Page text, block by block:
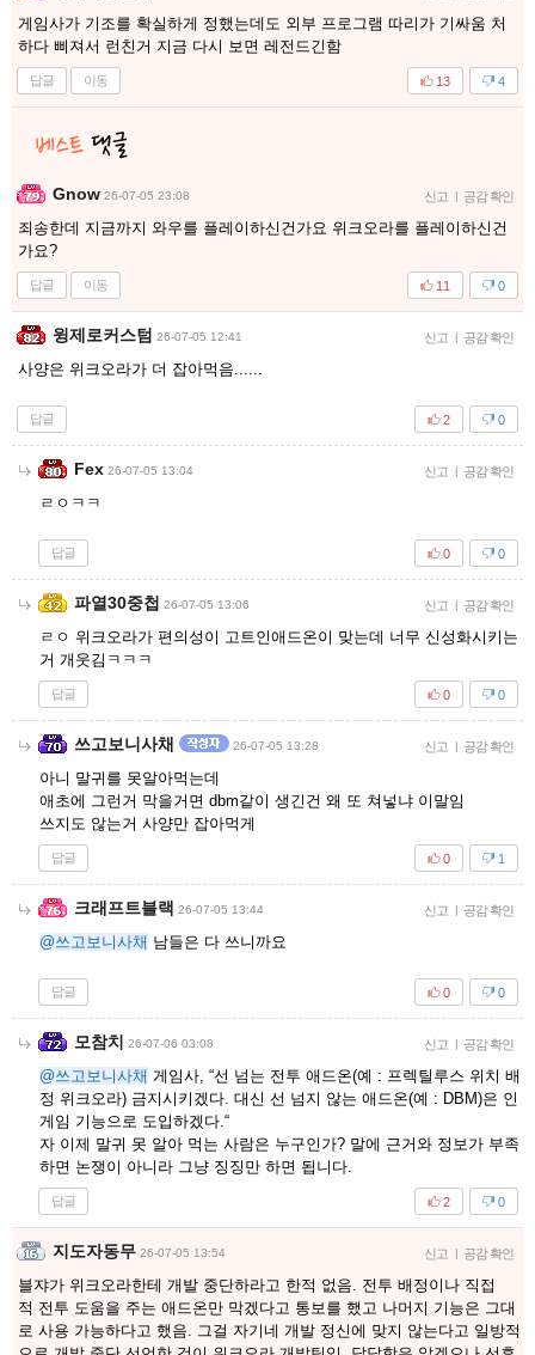
게임사가 기조를 확실하게 정했는데도 외부 프로그램 따리가 기싸움 처
하다 삐져서 런친거 지금 다시 보면 레전드긴함
답글 이동 4
13
Gnow 26-07-05 23:08 신고 | 공감 확인
죄송한데 지금까지 와우를 플레이하신건가요 위크오라를 플레이하신건
가요?
답글 이동 0
11
윙제로커스텀 26-07-05 12:41 신고 | 공감 확인
사양은 위크오라가 더 잡아먹음......
답글 0
2
Fex 26-07-05 13:04 신고 | 공감 확인
ㄹㅇㅋㅋ
답글 0
0
파열30중첩 26-07-05 13:06 신고 | 공감 확인
ㄹㅇ 위크오라가 편의성이 고트인애드온이 맞는데 너무 신성화시키는
거 개웃김ㅋㅋㅋ
답글 0
0
쓰고보니사채 26-07-05 13:28 신고 | 공감 확인
아니 말귀를 못알아먹는데
애초에 그런거 막을거면 dbm같이 생긴건 왜 또 쳐넣냐 이말임
쓰지도 않는거 사양만 잡아먹게
답글 1
0
크래프트블랙 26-07-05 13:44 신고 | 공감 확인
@쓰고보니사채 남들은 다 쓰니까요
답글 0
0
모참치 26-07-06 03:08 신고 | 공감 확인
@쓰고보니사채 게임사, “선 넘는 전투 애드온(예 : 프렉틸루스 위치 배
정 위크오라) 금지시키겠다. 대신 선 넘지 않는 애드온(예 : DBM)은 인
게임 기능으로 도입하겠다.“
자 이제 말귀 못 알아 먹는 사람은 누구인가? 말에 근거와 정보가 부족
하면 논쟁이 아니라 그냥 징징만 하면 됩니다.
답글 0
2
지도자동무 26-07-05 13:54 신고 | 공감 확인
블쟈가 위크오라한테 개발 중단하라고 한적 없음. 전투 배정이나 직접
적 전투 도움을 주는 애드온만 막겠다고 통보를 했고 나머지 기능은 그대
로 사용 가능하다고 했음. 그걸 자기네 개발 정신에 맞지 않는다고 일방적